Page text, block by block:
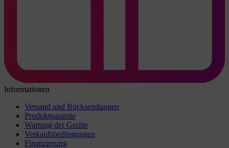
Informationen
Versand und Rücksendungen
Produktgarantie
Wartung der Geräte
Verkaufsbedingungen
Finanzierung